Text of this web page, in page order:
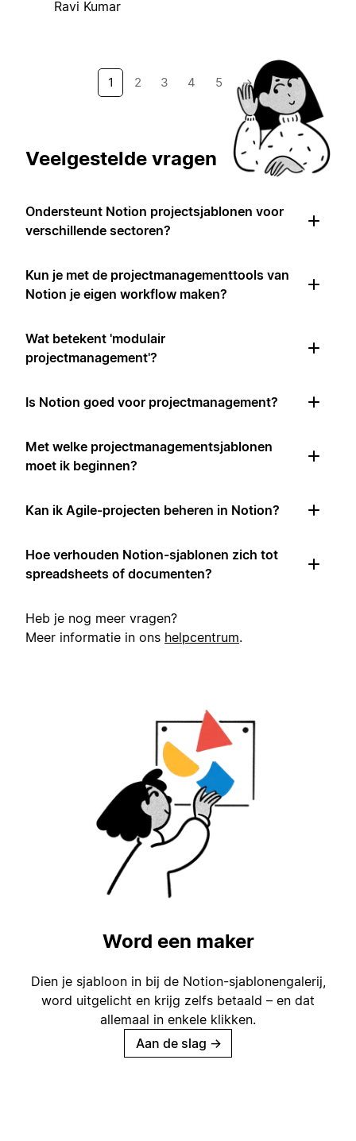
Ravi Kumar
1 2 3 4 5 →
Veelgestelde vragen
Ondersteunt Notion projectsjablonen voor
verschillende sectoren?
Kun je met de projectmanagementtools van
Notion je eigen workflow maken?
Wat betekent 'modulair
projectmanagement'?
Is Notion goed voor projectmanagement?
Met welke projectmanagementsjablonen
moet ik beginnen?
Kan ik Agile-projecten beheren in Notion?
Hoe verhouden Notion-sjablonen zich tot
spreadsheets of documenten?
Heb je nog meer vragen?
Meer informatie in ons helpcentrum.
Word een maker
Dien je sjabloon in bij de Notion-sjablonengalerij,
word uitgelicht en krijg zelfs betaald – en dat
allemaal in enkele klikken.
Aan de slag →